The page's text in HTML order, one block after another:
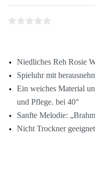
Niedliches Reh Rosie
Spieluhr mit
Ein weiches Material
und Pflege. bei 40°
Sanfte Melodie:
Nicht Trockner geeignet